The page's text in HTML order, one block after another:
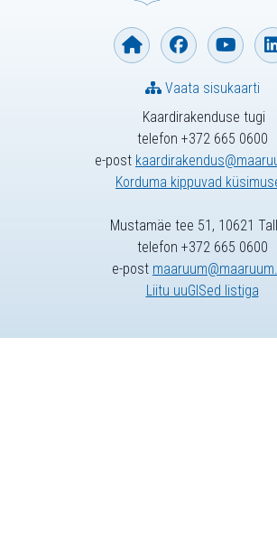
Kaardirakenduse tugi
telefon +372 665 0600
e-post
Korduma kippuvad
Vaata sisukaarti
Mustamäe tee 51, 10621
telefon +372 665 0600
e-post
Liitu uuGISed listiga